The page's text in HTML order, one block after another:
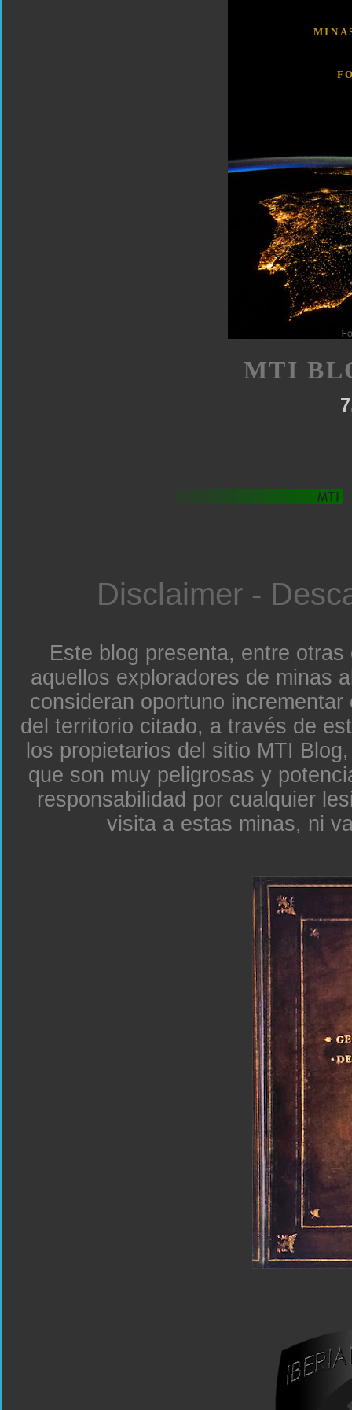
MTI
Disclaimer -
Este blog presenta, entre
aquellos exploradores de minas
consideran oportuno
del territorio citado, a través de
los propietarios del sitio MTI
que son muy peligrosas y
responsabilidad por cualquier
visita a estas minas, ni